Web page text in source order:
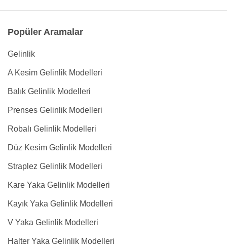
Popüler Aramalar
Gelinlik
A Kesim Gelinlik Modelleri
Balık Gelinlik Modelleri
Prenses Gelinlik Modelleri
Robalı Gelinlik Modelleri
Düz Kesim Gelinlik Modelleri
Straplez Gelinlik Modelleri
Kare Yaka Gelinlik Modelleri
Kayık Yaka Gelinlik Modelleri
V Yaka Gelinlik Modelleri
Halter Yaka Gelinlik Modelleri